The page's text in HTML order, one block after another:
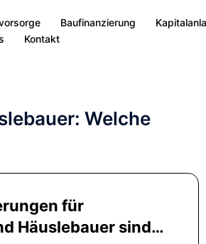
Baufinanzierung
Kontakt
Welche